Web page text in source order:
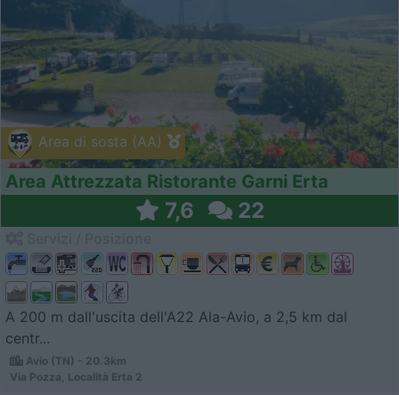
Area di sosta (AA)
Area Attrezzata Ristorante Garni Erta
7,6 22
A 200 m dall'uscita dell'A22 Ala-Avio, a 2,5 km dal
centr...
Avio (TN) - 20.3km
Via Pozza, Località Erta 2